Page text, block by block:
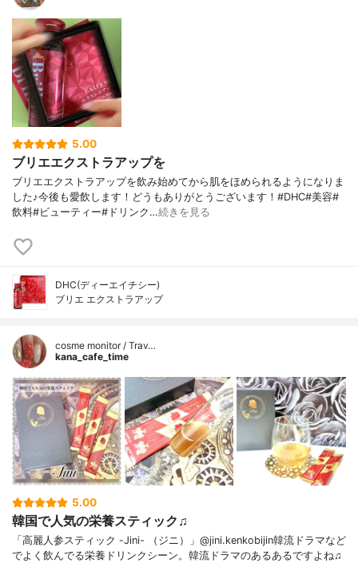
5.00
ブリエエクストラアップを
ブリエエクストラアップを飲み始めてから肌をほめられるようになりま
した♪今後も愛飲します！どうもありがとうございます！#DHC#美容#
飲料#ビューティー#ドリンク…続きを見る
DHC(ディーエイチシー)
ブリエ エクストラアップ
cosme monitor / Trav…
kana_cafe_time
5.00
韓国で人気の栄養スティック♫
「高麗人参スティック -Jini- （ジニ）」@jini.kenkobijin韓流ドラマなど
でよく飲んでる栄養ドリンクシーン。韓流ドラマのあるあるですよね♫